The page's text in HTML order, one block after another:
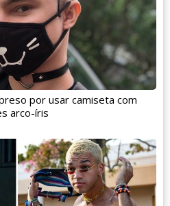
por usar camiseta com
arco-íris